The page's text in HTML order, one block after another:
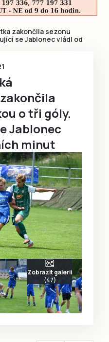
zakončila sezonu
se Jablonec vládl od
o tři góly.
Jablonec
minut
Zobrazit galerii
(47)